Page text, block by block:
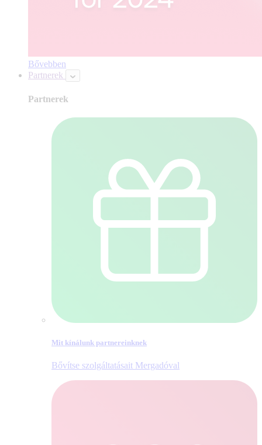
Bővebben
Partnerek
Partnerek
Mit kínálunk partnereinknek
Bővítse szolgáltatásait Mergadóval